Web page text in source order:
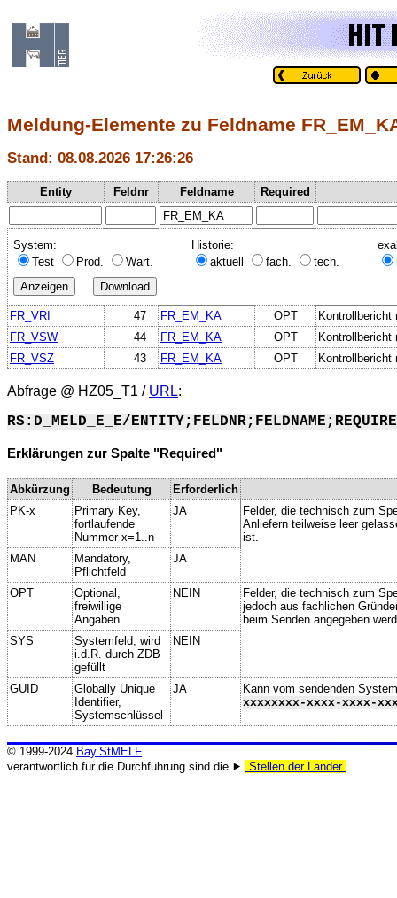
Meldung-Elemente zu Feldname
Stand: 08.08.2026 17:26:26
Entity Feldnr Feldname Required
System:
Test
Prod. Wart.
Historie:
aktuell
fach. tech.
FR_VRI 47 FR_EM_KA OPT
Kontrollbericht
FR_VSW
44 FR_EM_KA OPT
Kontrollbericht
FR_VSZ
43 FR_EM_KA OPT Kontrollbericht
Abfrage @ HZ05_T1 / URL:
RS:D_MELD_E_E/
Erklärungen zur Spalte "Required"
Abkürzung Bedeutung
Erforderlich
PK-x
Primary Key,
fortlaufende
Nummer x=1..n
JA
Felder, die technisch zum
Anliefern teilweise leer
ist.
MAN
Mandatory,
Pflichtfeld
JA
OPT
Optional,
freiwillige
Angaben
NEIN
Felder, die technisch zum
jedoch aus fachlichen
beim Senden angegeben
SYS
Systemfeld, wird
i.d.R. durch ZDB
gefüllt
NEIN
GUID
Globally Unique
Identifier,
Systemschlüssel
JA
Kann vom sendenden
xxxxxxxx-xxxx-xxxx-
© 1999-2024 Bay.StMELF
verantwortlich für die Durchführung sind die ⯈
Stellen der Länder